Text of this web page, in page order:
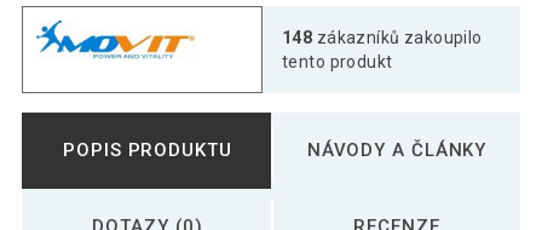
148 zákazníků zakoupilo
tento produkt
POPIS PRODUKTU NÁVODY A ČLÁNKY